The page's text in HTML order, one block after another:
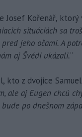
Josef Kořenář,
situáciách sa
jeho očami. A
aj Švédi ukázali.“
kto z dvojice
ale aj Eugen chcú
po dnešnom